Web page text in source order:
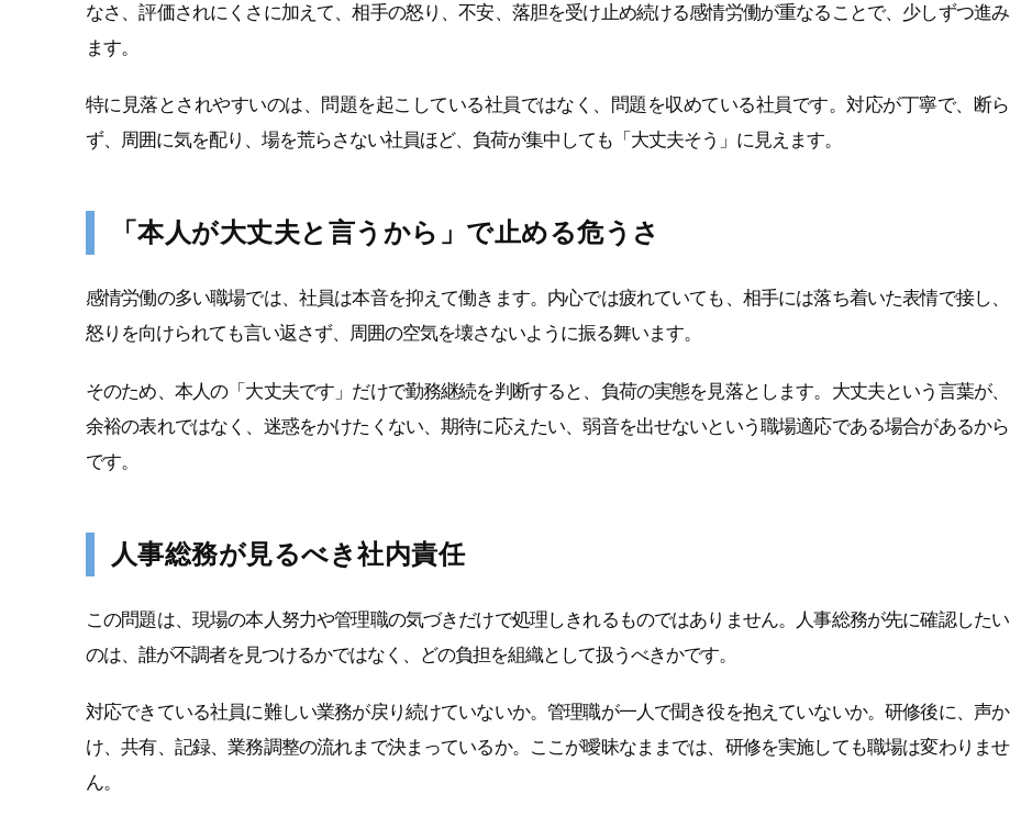
なさ、評価されにくさに加えて、相手の怒り、不安、落胆を受け止め続ける感情労働が重なることで、少しずつ進み
ます。
特に見落とされやすいのは、問題を起こしている社員ではなく、問題を収めている社員です。対応が丁寧で、断ら
ず、周囲に気を配り、場を荒らさない社員ほど、負荷が集中しても「大丈夫そう」に見えます。
「本人が大丈夫と言うから」で止める危うさ
感情労働の多い職場では、社員は本音を抑えて働きます。内心では疲れていても、相手には落ち着いた表情で接し、
怒りを向けられても言い返さず、周囲の空気を壊さないように振る舞います。
そのため、本人の「大丈夫です」だけで勤務継続を判断すると、負荷の実態を見落とします。大丈夫という言葉が、
余裕の表れではなく、迷惑をかけたくない、期待に応えたい、弱音を出せないという職場適応である場合があるから
です。
人事総務が見るべき社内責任
この問題は、現場の本人努力や管理職の気づきだけで処理しきれるものではありません。人事総務が先に確認したい
のは、誰が不調者を見つけるかではなく、どの負担を組織として扱うべきかです。
対応できている社員に難しい業務が戻り続けていないか。管理職が一人で聞き役を抱えていないか。研修後に、声か
け、共有、記録、業務調整の流れまで決まっているか。ここが曖昧なままでは、研修を実施しても職場は変わりませ
ん。